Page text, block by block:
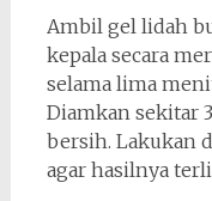
Ambil gel lidah
kepala secara
selama lima
Diamkan sekitar
bersih. Lakukan
agar hasilnya